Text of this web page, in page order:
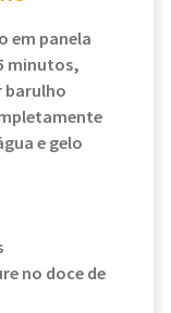
em panela
minutos,
barulho
e gelo
no doce de